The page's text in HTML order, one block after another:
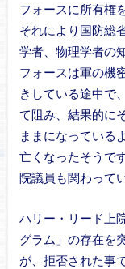
フォースに所有権
それにより国防総
学者、物理学者の
フォースは軍の機
きしている途中で
て阻み、結果的に
ままになっている
亡くなったそうで
院議員も関わって
ハリー・リード上
グラム」の存在を
が、拒否された事